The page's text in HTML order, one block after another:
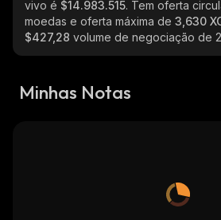
vivo é $14.983.515. Tem oferta
moedas e oferta máxima de 3,630
$427,28 volume de negociação de
Minhas Notas